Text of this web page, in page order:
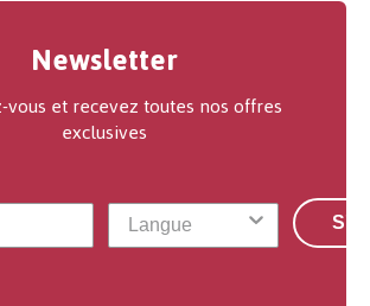
Newsletter
vous et recevez toutes nos offres
exclusives